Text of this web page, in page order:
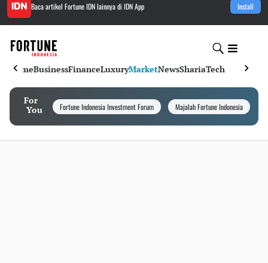
Baca artikel Fortune IDNlainnya di IDN App Install
HomeBusinessFinanceLuxuryMarketNewsShariaTech
For
You
Fortune Indonesia Investment Forum Majalah Fortune Indonesia